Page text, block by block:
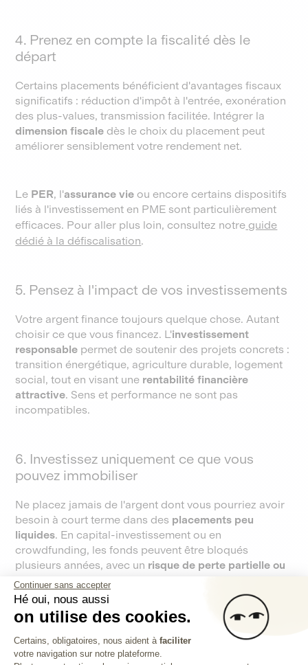
4. Prenez en compte la fiscalité dès le
départ
Certains placements bénéficient d'avantages fiscaux
significatifs : réduction d'impôt à l'entrée, exonération
des plus-values, transmission facilitée. Intégrer la
dimension fiscale dès le choix du placement peut
améliorer sensiblement votre rendement net.
Le PER, l'assurance vie ou encore certains dispositifs
liés à l'investissement en PME sont particulièrement
efficaces. Pour aller plus loin, consultez notre guide
dédié à la défiscalisation.
5. Pensez à l'impact de vos investissements
Votre argent finance toujours quelque chose. Autant
choisir ce que vous financez. L'investissement
responsable permet de soutenir des projets concrets :
transition énergétique, agriculture durable, logement
social, tout en visant une rentabilité financière
attractive. Sens et performance ne sont pas
incompatibles.
6. Investissez uniquement ce que vous
pouvez immobiliser
Ne placez jamais de l'argent dont vous pourriez avoir
besoin à court terme dans des placements peu
liquides. En capital-investissement ou en
crowdfunding, les fonds peuvent être bloqués
plusieurs années, avec un risque de perte partielle ou
totale du capital. C'est un paramètre à bien intégrer
avant de souscrire.
Continuer sans accepter
Hé oui, nous aussi
on utilise des cookies.
Plateforme de Gestion du
Certains, obligatoires, nous aident à faciliter
votre navigation sur notre plateforme.
Axeptio consent